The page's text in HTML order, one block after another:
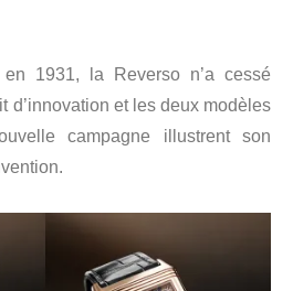
1931, la Reverso n’a cessé
d’innovation et les deux modèles
campagne illustrent son